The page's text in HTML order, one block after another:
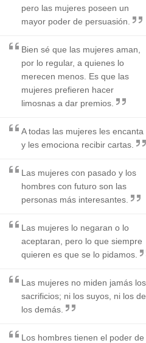
pero las mujeres poseen un
mayor poder de persuasión.
Bien sé que las mujeres aman,
por lo regular, a quienes lo
merecen menos. Es que las
mujeres prefieren hacer
limosnas a dar premios.
A todas las mujeres les encanta
y les emociona recibir cartas.
Las mujeres con pasado y los
hombres con futuro son las
personas más interesantes.
Las mujeres lo negaran o lo
aceptaran, pero lo que siempre
quieren es que se lo pidamos.
Las mujeres no miden jamás los
sacrificios; ni los suyos, ni los de
los demás.
Los hombres tienen el poder de